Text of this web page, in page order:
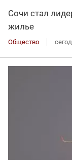
Сочи стал
жилье
Общество